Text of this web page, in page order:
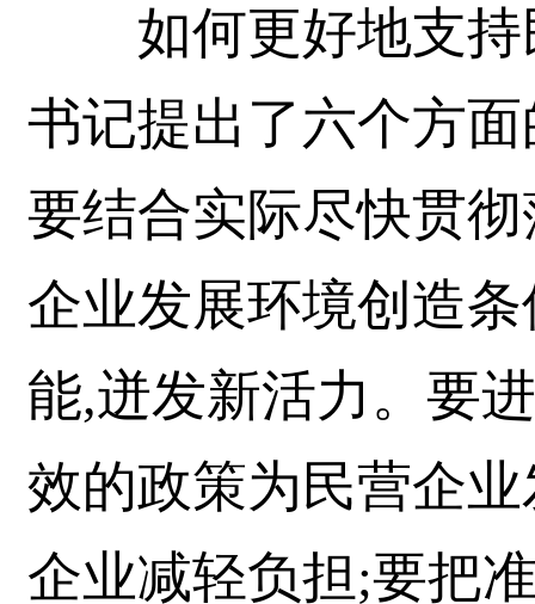
如何更好地支持
书记提出了六个方
要结合实际尽快贯
企业发展环境创造
能,迸发新活力。要
效的政策为民营企
企业减轻负担;要把